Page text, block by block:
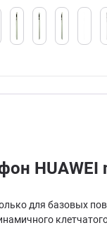
для базовых